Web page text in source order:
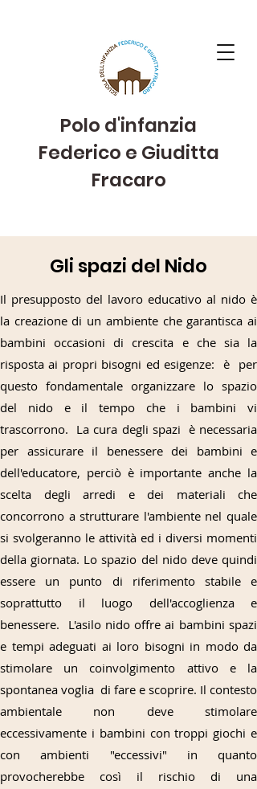
Polo d'infanzia
Federico e Giuditta
Fracaro
Gli spazi del Nido
Il presupposto del lavoro educativo al nido è
la creazione di un ambiente che garantisca ai
bambini occasioni di crescita e che sia la
risposta ai propri bisogni ed esigenze: è per
questo fondamentale organizzare lo spazio
del nido e il tempo che i bambini vi
trascorrono. La cura degli spazi è necessaria
per assicurare il benessere dei bambini e
dell'educatore, perciò è importante anche la
scelta degli arredi e dei materiali che
concorrono a strutturare l'ambiente nel quale
si svolgeranno le attività ed i diversi momenti
della giornata. Lo spazio del nido deve quindi
essere un punto di riferimento stabile e
soprattutto il luogo dell'accoglienza e
benessere. L'asilo nido offre ai bambini spazi
e tempi adeguati ai loro bisogni in modo da
stimolare un coinvolgimento attivo e la
spontanea voglia di fare e scoprire. Il contesto
ambientale non deve stimolare
eccessivamente i bambini con troppi giochi e
con ambienti "eccessivi" in quanto
provocherebbe così il rischio di una